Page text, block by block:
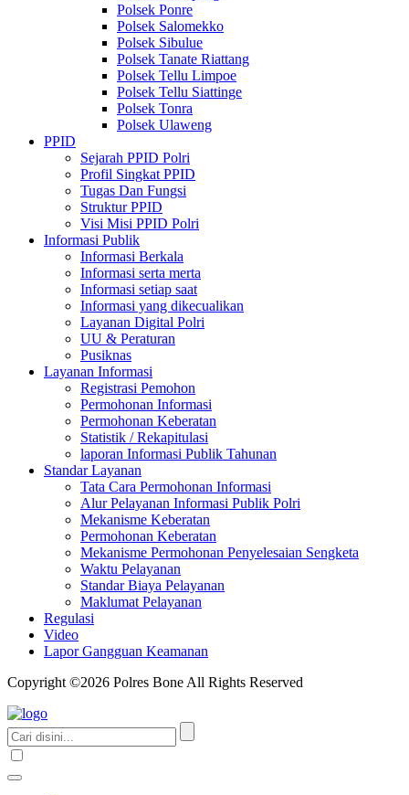
Polsek Ponre
Polsek Salomekko
Polsek Sibulue
Polsek Tanate Riattang
Polsek Tellu Limpoe
Polsek Tellu Siattinge
Polsek Tonra
Polsek Ulaweng
PPID
Sejarah PPID Polri
Profil Singkat PPID
Tugas Dan Fungsi
Struktur PPID
Visi Misi PPID Polri
Informasi Publik
Informasi Berkala
Informasi serta merta
Informasi setiap saat
Informasi yang dikecualikan
Layanan Digital Polri
UU & Peraturan
Pusiknas
Layanan Informasi
Registrasi Pemohon
Permohonan Informasi
Permohonan Keberatan
Statistik / Rekapitulasi
laporan Informasi Publik Tahunan
Standar Layanan
Tata Cara Permohonan Informasi
Alur Pelayanan Informasi Publik Polri
Mekanisme Keberatan
Permohonan Keberatan
Mekanisme Permohonan Penyelesaian Sengketa
Waktu Pelayanan
Standar Biaya Pelayanan
Maklumat Pelayanan
Regulasi
Video
Lapor Gangguan Keamanan
Copyright ©2026 Polres Bone All Rights Reserved